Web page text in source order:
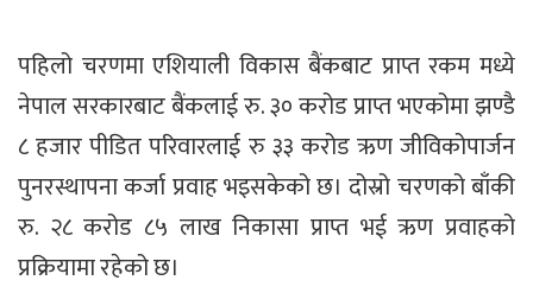
पहिलो चरणमा एशियाली विकास बैंकबाट प्राप्त रकम मध्ये
नेपाल सरकारबाट बैंकलाई रु. ३० करोड प्राप्त भएकोमा झण्डै
८ हजार पीडित परिवारलाई रु ३३ करोड ऋण जीविकोपार्जन
पुनरस्थापना कर्जा प्रवाह भइसकेको छ। दोस्रो चरणको बाँकी
रु. २८ करोड ८५ लाख निकासा प्राप्त भई ऋण प्रवाहको
प्रक्रियामा रहेको छ।